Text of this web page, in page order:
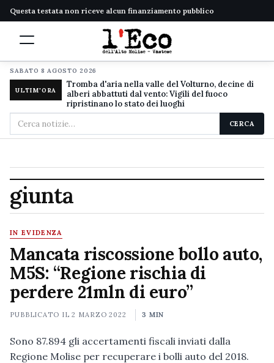
Questa testata non riceve alcun finanziamento pubblico
SABATO 8 AGOSTO 2026
ULTIM'ORA
Tromba d'aria nella valle del Volturno, decine di
alberi abbattuti dal vento: Vigili del fuoco
ripristinano lo stato dei luoghi
Cerca
nel
CERCA
giunta
IN EVIDENZA
Mancata riscossione bollo auto,
M5S: “Regione rischia di
perdere 21mln di euro”
PUBBLICATO IL2 MARZO 2022 3 MIN
Sono 87.894 gli accertamenti fiscali inviati dalla
Regione Molise per recuperare i bolli auto del 2018.